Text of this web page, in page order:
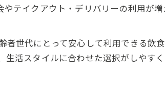
える影響とは
変化を解説
重要ポイント
テイクアウト・デリバリーの利用が
世代にとって安心して利用できる飲
活スタイルに合わせた選択がしやすく